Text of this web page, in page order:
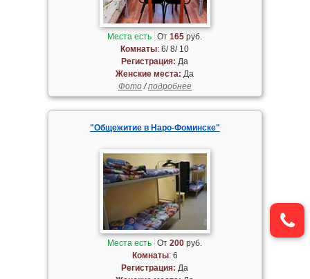
Места есть От165 руб.
Комнаты: 6/ 8/ 10
Регистрация: Да
Женские места: Да
Фото/подробнее
"Общежитие в Наро-Фоминске"
Места есть От200 руб.
Комнаты: 6
Регистрация: Да